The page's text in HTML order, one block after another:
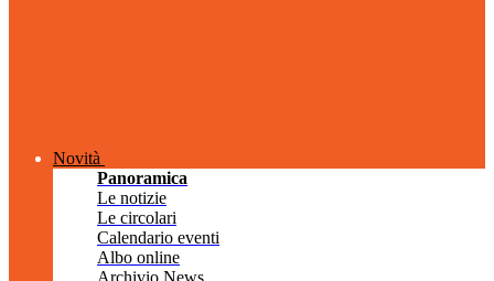
Novità
Panoramica
Le notizie
Le circolari
Calendario eventi
Albo online